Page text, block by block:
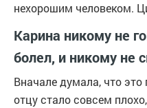
нехорошим человеком.
Карина никому не
болел, и никому не
Вначале думала, что это
отцу стало совсем